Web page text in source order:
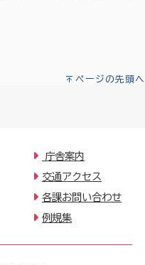
ページの先頭へ
庁舎案内
交通アクセス
各課お問い合わせ
例規集